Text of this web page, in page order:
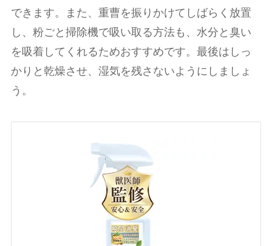
できます。また、重曹を振りかけてしばらく放置
し、粉ごと掃除機で吸い取る方法も、水分と臭い
を吸着してくれるためおすすめです。最後はしっ
かりと乾燥させ、湿気を残さないようにしましょ
う。